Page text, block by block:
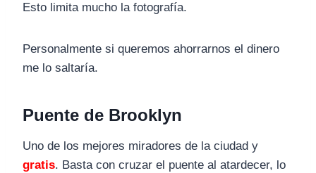
Esto limita mucho la fotografía.
Personalmente si queremos ahorrarnos el dinero
me lo saltaría.
Puente de Brooklyn
Uno de los mejores miradores de la ciudad y
gratis. Basta con cruzar el puente al atardecer, lo